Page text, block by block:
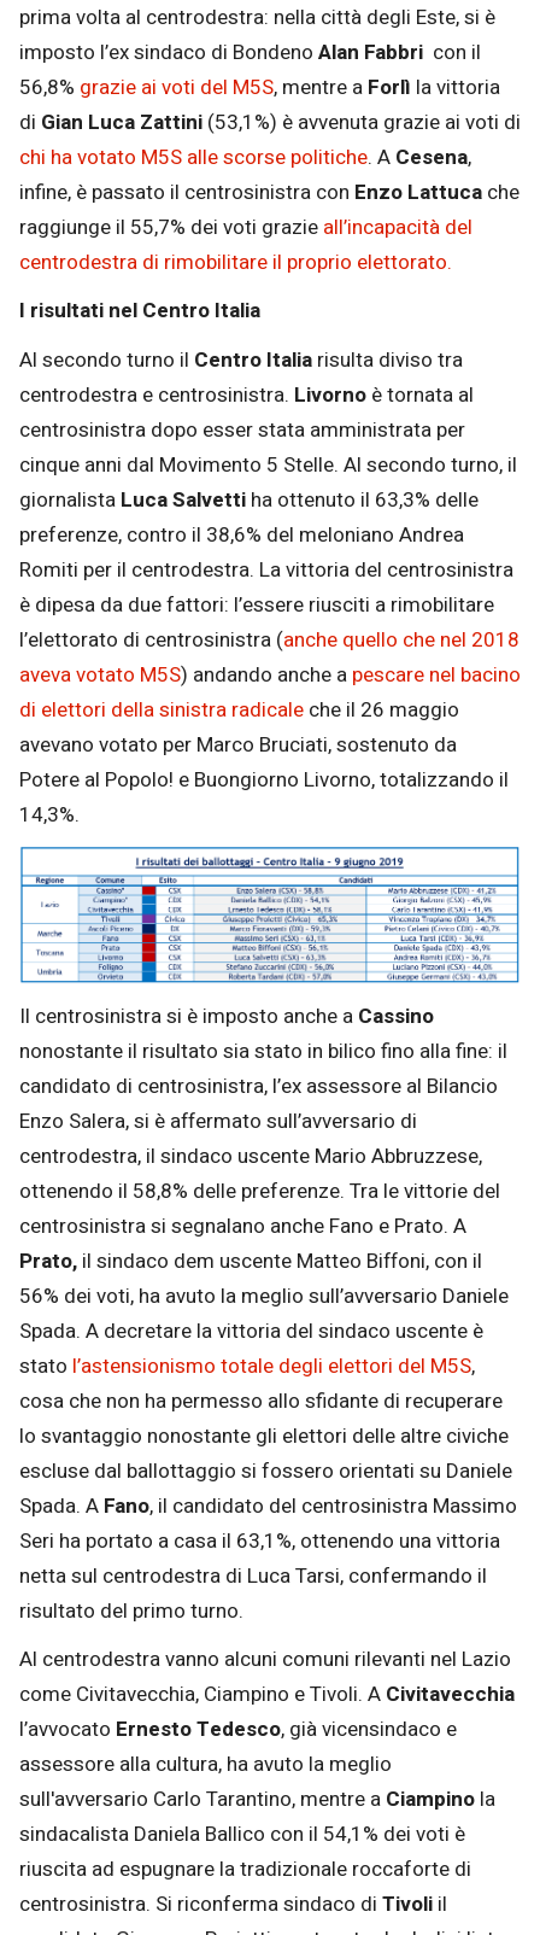
prima volta al centrodestra: nella città degli Este, si è
imposto l’ex sindaco di Bondeno Alan Fabbri con il
56,8% grazie ai voti del M5S, mentre a Forlì la vittoria
di Gian Luca Zattini (53,1%) è avvenuta grazie ai voti di
chi ha votato M5S alle scorse politiche. A Cesena,
infine, è passato il centrosinistra con Enzo Lattuca che
raggiunge il 55,7% dei voti grazie all’incapacità del
centrodestra di rimobilitare il proprio elettorato.
I risultati nel Centro Italia
Al secondo turno il Centro Italia risulta diviso tra
centrodestra e centrosinistra. Livorno è tornata al
centrosinistra dopo esser stata amministrata per
cinque anni dal Movimento 5 Stelle. Al secondo turno, il
giornalista Luca Salvetti ha ottenuto il 63,3% delle
preferenze, contro il 38,6% del meloniano Andrea
Romiti per il centrodestra. La vittoria del centrosinistra
è dipesa da due fattori: l’essere riusciti a rimobilitare
l’elettorato di centrosinistra (anche quello che nel 2018
aveva votato M5S) andando anche a pescare nel bacino
di elettori della sinistra radicale che il 26 maggio
avevano votato per Marco Bruciati, sostenuto da
Potere al Popolo! e Buongiorno Livorno, totalizzando il
14,3%.
Il centrosinistra si è imposto anche a Cassino
nonostante il risultato sia stato in bilico fino alla fine: il
candidato di centrosinistra, l’ex assessore al Bilancio
Enzo Salera, si è affermato sull’avversario di
centrodestra, il sindaco uscente Mario Abbruzzese,
ottenendo il 58,8% delle preferenze. Tra le vittorie del
centrosinistra si segnalano anche Fano e Prato. A
Prato, il sindaco dem uscente Matteo Biffoni, con il
56% dei voti, ha avuto la meglio sull’avversario Daniele
Spada. A decretare la vittoria del sindaco uscente è
stato l’astensionismo totale degli elettori del M5S,
cosa che non ha permesso allo sfidante di recuperare
lo svantaggio nonostante gli elettori delle altre civiche
escluse dal ballottaggio si fossero orientati su Daniele
Spada. A Fano, il candidato del centrosinistra Massimo
Seri ha portato a casa il 63,1%, ottenendo una vittoria
netta sul centrodestra di Luca Tarsi, confermando il
risultato del primo turno.
Al centrodestra vanno alcuni comuni rilevanti nel Lazio
come Civitavecchia, Ciampino e Tivoli. A Civitavecchia
l’avvocato ErnestoTedesco, già vicensindaco e
assessore alla cultura, ha avuto la meglio
sull'avversario Carlo Tarantino, mentre a Ciampino la
sindacalista Daniela Ballico con il 54,1% dei voti è
riuscita ad espugnare la tradizionale roccaforte di
centrosinistra. Si riconferma sindaco di Tivoli il